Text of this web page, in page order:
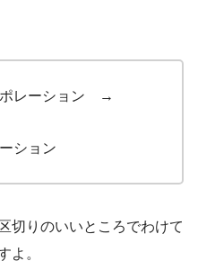
ポレーション →
ョン
切りのいいところでわけて
よ。